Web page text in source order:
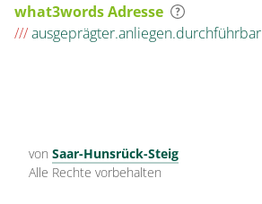
what3words Adresse
///ausgeprägter.anliegen.durchführbar
von Saar-Hunsrück-Steig
Alle Rechte vorbehalten